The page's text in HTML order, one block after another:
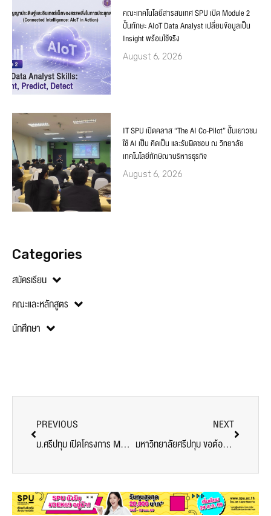
คณะเทคโนโลยีสารสนเทศ SPU เปิด Module 2
ปั้นทักษะ AIoT Data Analyst เปลี่ยนข้อมูลเป็น
Insight พร้อมใช้จริง
August 6, 2026
IT SPU เปิดคลาส “The AI Co-Pilot” ปั้นเยาวชน
ใช้ AI เป็น คิดเป็น และรับผิดชอบ ณ วิทยาลัย
เทคโนโลยีทักษิณาบริหารธุรกิจ
August 6, 2026
Categories
สมัครเรียน
คณะและหลักสูตร
นักศึกษา
PREVIOUS
ม.ศรีปทุม เปิดโครงการ MUSIC AND TALENT FESTIVAL : มนต์เสน่ห์แห่งดอกบัว สืบสานประเพณีลอยกระทง
NEXT
มหาวิทยาลัยศรีปทุม ขอต้อนรับตัวแทนผู้นำเยาวชน จาก21 เขตเศรษฐกิจสมาชิก APEC